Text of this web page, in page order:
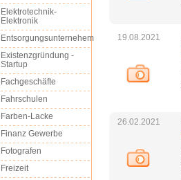
19.08.2021
26.02.2021
Elektrotechnik-
Elektronik
Entsorgungsunternehem
Existenzgründung -
Startup
Fachgeschäfte
Fahrschulen
Farben-Lacke
Finanz Gewerbe
Fotografen
Freizeit